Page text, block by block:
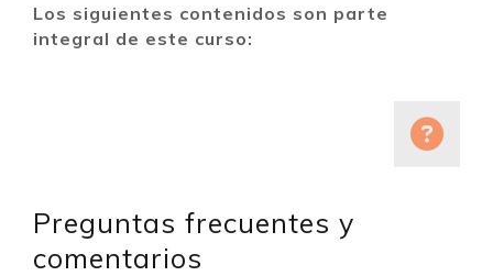
Los siguientes contenidos son parte
integral de este curso:
Preguntas frecuentes y
comentarios